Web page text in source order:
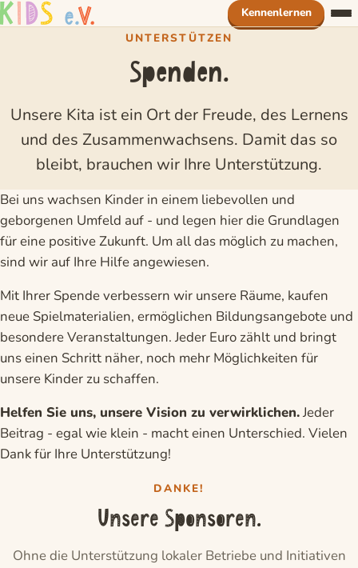
Zum Inhalt springen
Unser Haus
Jobs
Kennenlernen
UNTERSTÜTZEN
Spenden.
Unsere Kita ist ein Ort der Freude, des Lernens
und des Zusammenwachsens. Damit das so
bleibt, brauchen wir Ihre Unterstützung.
Bei uns wachsen Kinder in einem liebevollen und
geborgenen Umfeld auf - und legen hier die Grundlagen
für eine positive Zukunft. Um all das möglich zu machen,
sind wir auf Ihre Hilfe angewiesen.
Mit Ihrer Spende verbessern wir unsere Räume, kaufen
neue Spielmaterialien, ermöglichen Bildungsangebote und
besondere Veranstaltungen. Jeder Euro zählt und bringt
uns einen Schritt näher, noch mehr Möglichkeiten für
unsere Kinder zu schaffen.
Helfen Sie uns, unsere Vision zu verwirklichen.Jeder
Beitrag - egal wie klein - macht einen Unterschied. Vielen
Dank für Ihre Unterstützung!
DANKE!
Unsere Sponsoren.
Ohne die Unterstützung lokaler Betriebe und Initiativen